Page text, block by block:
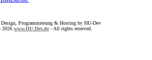
Programmierung & Hosting by HU-Dev
2026 www.HU-Dev.de - All rights reserved.